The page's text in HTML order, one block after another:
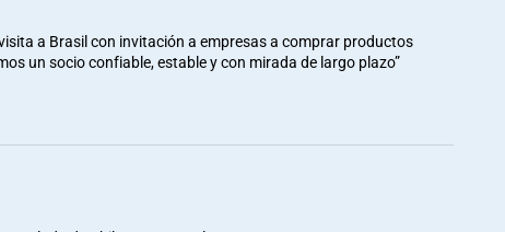
a Brasil con invitación a empresas a comprar productos
un socio confiable, estable y con mirada de largo plazo”